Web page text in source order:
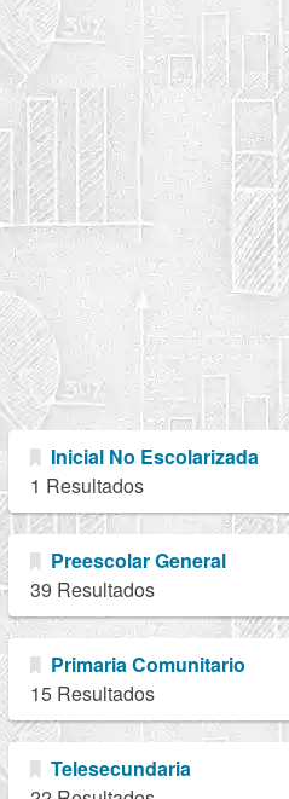
Inicial No Escolarizada
1 Resultados
Preescolar General
39 Resultados
Primaria Comunitario
15 Resultados
Telesecundaria